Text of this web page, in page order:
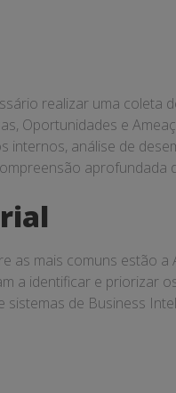
realizar uma coleta
Oportunidades e
análise de
aprofundada
mais comuns estão a
a identificar e priorizar
de Business